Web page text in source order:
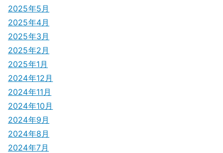
2025年5月
2025年4月
2025年3月
2025年2月
2025年1月
2024年12月
2024年11月
2024年10月
2024年9月
2024年8月
2024年7月